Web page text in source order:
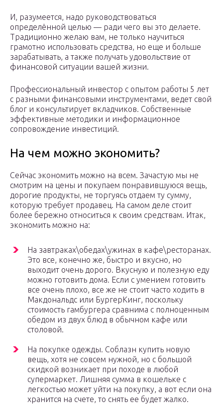
И, разумеется, надо руководствоваться
определённой целью — ради чего вы это делаете.
Традиционно желаю вам, не только научиться
грамотно использовать средства, но еще и больше
зарабатывать, а также получать удовольствие от
финансовой ситуации вашей жизни.
Профессиональный инвестор с опытом работы 5 лет
с разными финансовыми инструментами, ведет свой
блог и консультирует вкладчиков. Собственные
эффективные методики и информационное
сопровождение инвестиций.
На чем можно экономить?
Сейчас экономить можно на всем. Зачастую мы не
смотрим на цены и покупаем понравившуюся вещь,
дорогие продукты, не торгуясь отдаем ту сумму,
которую требует продавец. На самом деле стоит
более бережно относиться к своим средствам. Итак,
экономить можно на:
На завтраках\обедах\ужинах в кафе\ресторанах.
Это все, конечно же, быстро и вкусно, но
выходит очень дорого. Вкусную и полезную еду
можно готовить дома. Если с умением готовить
все очень плохо, все же не стоит часто ходить в
Макдональдс или БургерКинг, поскольку
стоимость гамбургера сравнима с полноценным
обедом из двух блюд в обычном кафе или
столовой.
На покупке одежды. Соблазн купить новую
вещь, хотя не совсем нужной, но с большой
скидкой возникает при походе в любой
супермаркет. Лишняя сумма в кошельке с
легкостью может уйти на покупку, а вот если она
хранится на счете, то снять ее будет жалко.